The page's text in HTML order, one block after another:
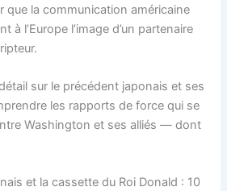
que la communication américaine
à l’Europe l’image d’un partenaire
sur le précédent japonais et ses
les rapports de force qui se
Washington et ses alliés — dont
et la cassette du Roi Donald : 10